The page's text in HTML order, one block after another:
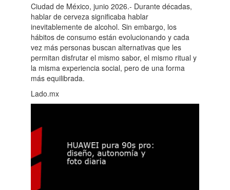
Ciudad de México, junio 2026.- Durante décadas,
hablar de cerveza significaba hablar
inevitablemente de alcohol. Sin embargo, los
hábitos de consumo están evolucionando y cada
vez más personas buscan alternativas que les
permitan disfrutar el mismo sabor, el mismo ritual y
la misma experiencia social, pero de una forma
más equilibrada.
Lado.mx